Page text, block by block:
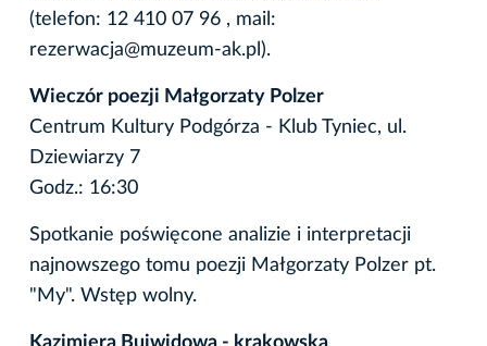
(telefon: 12 410 07 96 , mail:
rezerwacja@muzeum-ak.pl).
Wieczór poezji Małgorzaty Polzer
Centrum Kultury Podgórza - Klub Tyniec, ul.
Dziewiarzy 7
Godz.: 16:30
Spotkanie poświęcone analizie i interpretacji
najnowszego tomu poezji Małgorzaty Polzer pt.
"My". Wstęp wolny.